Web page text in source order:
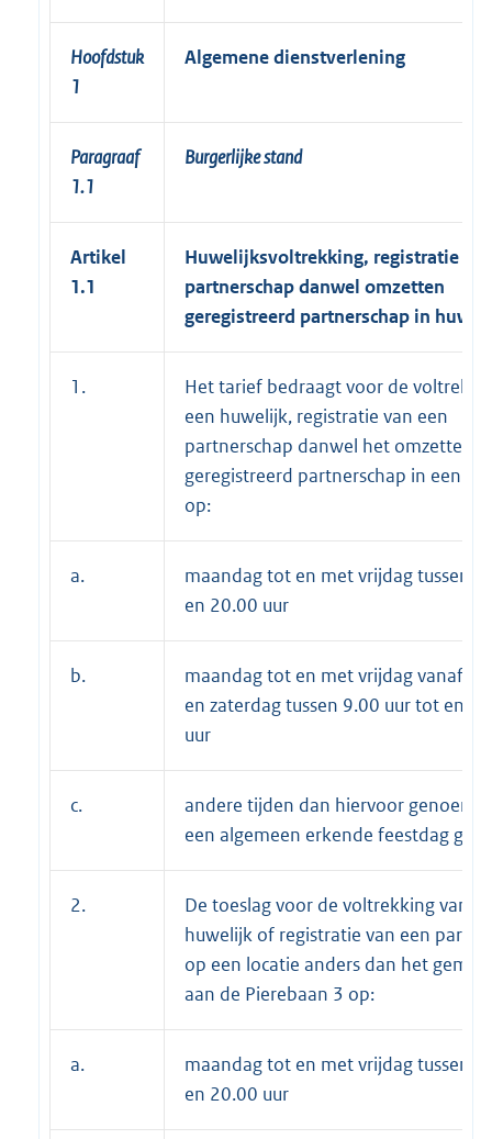
Hoofdstuk
1
Algemene dienstverlening
Paragraaf
1.1
Burgerlijke stand
Artikel
1.1
Huwelijksvoltrekking, registratie
partnerschap danwel omzetten
geregistreerd partnerschap in
1.
Het tarief bedraagt voor de
een huwelijk, registratie van een
partnerschap danwel het omzetten
geregistreerd partnerschap in een
op:
a.
maandag tot en met vrijdag tussen
en 20.00 uur
b.
maandag tot en met vrijdag vanaf
en zaterdag tussen 9.00 uur tot en
uur
c.
andere tijden dan hiervoor genoemd
een algemeen erkende feestdag
2.
De toeslag voor de voltrekking van
huwelijk of registratie van een
op een locatie anders dan het
aan de Pierebaan 3 op:
a.
maandag tot en met vrijdag tussen
en 20.00 uur